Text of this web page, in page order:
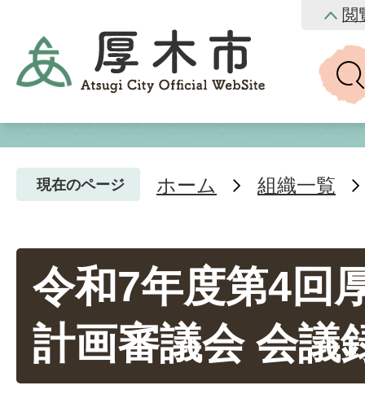
閲
現在のページ ホーム 組織一覧
令和7年度第4回
計画審議会 会議